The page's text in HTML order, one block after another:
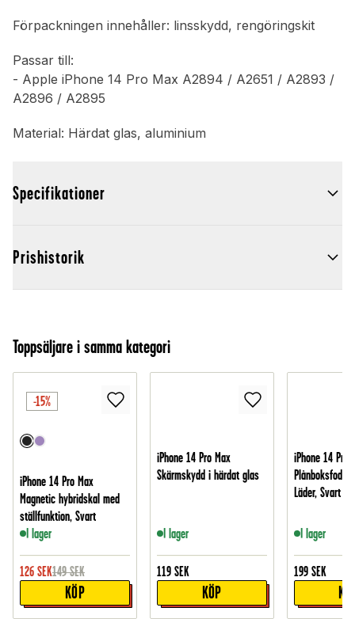
Förpackningen innehåller: linsskydd, rengöringskit
Passar till:
- Apple iPhone 14 Pro Max A2894 / A2651 / A2893 /
A2896 / A2895
Material: Härdat glas, aluminium
Specifikationer
Prishistorik
Toppsäljare i samma kategori
-15%
iPhone 14 Pro Max
Magnetic hybridskal med
ställfunktion, Svart
I lager
126 SEK149 SEK
KÖP
iPhone 14 Pro Max
Skärmskydd i härdat glas
I lager
119 SEK
KÖP
iPhone 14 Pro
Läder, Svart
I lager
199 SEK